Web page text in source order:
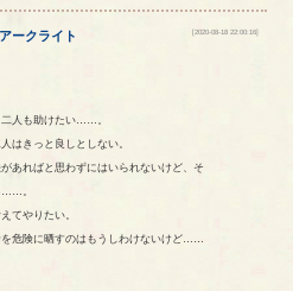
アークライト
[2020-08-18 22:00:16]
人も助けたい……。
はきっと良しとしない。
あればと思わずにはいられないけど、そ
……。
てやりたい。
危険に晒すのはもうしわけないけど……